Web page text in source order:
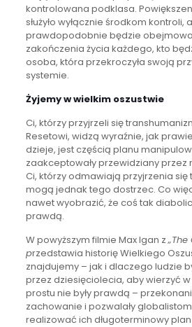
kontrolowana podklasa.
służyło wyłącznie środkom kontroli,
prawdopodobnie będzie
zakończenia życia każdego, kto
osoba, która przekroczyła swoją
systemie.
Żyjemy w wielkim oszustwie
Ci, którzy przyjrzeli się
Resetowi, widzą wyraźnie, jak
dzieje, jest częścią planu
zaakceptowały przewidziany przez
Ci, którzy odmawiają przyjrzenia się
mogą jednak tego dostrzec. Co
nawet wyobrazić, że coś tak
prawdą.
W powyższym filmie Max Igan z
przedstawia historię Wielkiego
znajdujemy – jak i dlaczego ludzie
przez dziesięciolecia, aby wierzyć
prostu nie były prawdą –
zachowanie i pozwalały
realizować ich długoterminowy